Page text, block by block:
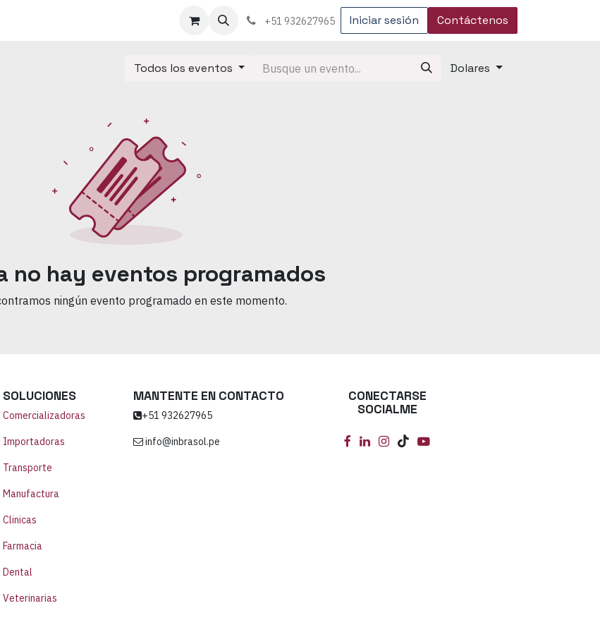
+51 932627965 Iniciar sesión Contáctenos
Todos los eventos Dolares
no hay eventos programados
ningún evento programado en este momento.
CONECTARSE
SOCIALME
SOLUCIONES
Comercializadoras
Importadoras
Transporte
Manufactura
Clinicas
Farmacia
Dental
Veterinarias
MANTENTE EN CONTACTO
+51 932627965
info@inbrasol.pe